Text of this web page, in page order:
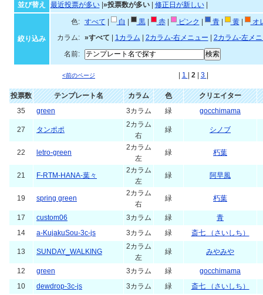
並び替え
最近投票が多い| »投票数が多い| 修正日が新しい|
絞り込み
色: すべて 白 黒| 赤| ピンク 青| 黄|
オ
カラム:
»すべて 1カラム 2カラム-右メニュー
2カラム-左メ
名前:
<前のページ 1 2 3
投票数 テンプレート名 カラム 色
クリエイター
35
green 3カラム 緑 gocchimama
27 タンポポ
2カラム
右
緑 シノブ
22 letro-green
2カラム
左
緑 朽葉
21 F-RTM-HANA-葉々
2カラム
左
緑 阿早風
19 spring green
2カラム
右
緑 朽葉
17 custom06 3カラム 緑
青
14
a-KujakuSou-3c-js 3カラム 緑 斎七 （さいしち）
13 SUNDAY_WALKING
2カラム
左
緑 みやみや
12 green 3カラム 緑
gocchimama
10
dewdrop-3c-js 3カラム 緑 斎七 （さいしち）